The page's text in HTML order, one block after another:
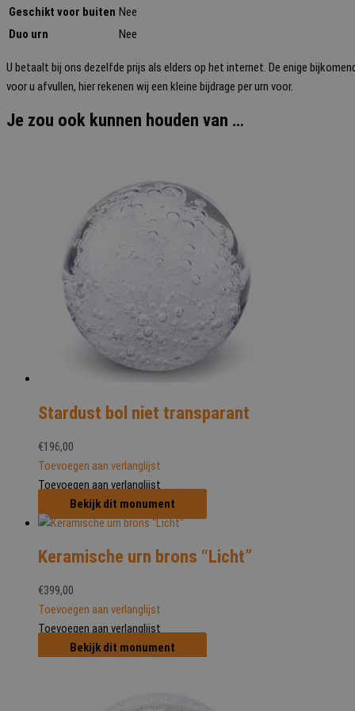
Geschikt voor buiten Nee
Duo urn
Nee
U betaalt bij ons dezelfde prijs als elders op het internet. De enige
voor u afvullen, hier rekenen wij een kleine bijdrage per urn voor.
Je zou ook kunnen houden van …
Stardust bol niet transparant
€196,00
Toevoegen aan verlanglijst
Toevoegen aan verlanglijst
Bekijk dit monument
Keramische urn brons “Licht”
€399,00
Toevoegen aan verlanglijst
Toevoegen aan verlanglijst
Bekijk dit monument